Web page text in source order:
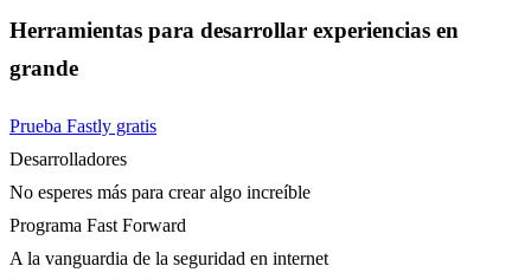
Herramientas para desarrollar experiencias en
grande
Prueba Fastly gratis
Desarrolladores
No esperes más para crear algo increíble
Programa Fast Forward
A la vanguardia de la seguridad en internet